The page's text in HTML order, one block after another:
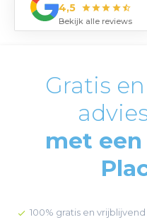
4,5 starstarstar starstar_half
Bekijk alle reviews
Gratis
met
100% gratis en vrijblijvend